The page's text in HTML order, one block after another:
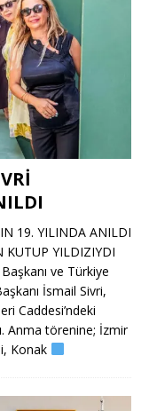
19. YILINDA ANILDI
KUTUP YILDIZIYDI
ve Türkiye
İsmail Sivri,
Caddesi’ndeki
Anma törenine; İzmir
Konak